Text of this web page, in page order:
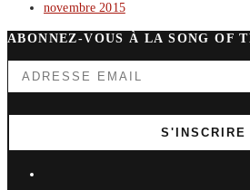
novembre 2015
ABONNEZ-VOUS À LA SONG OF